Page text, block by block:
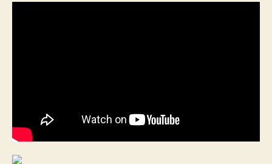
entrada entrada